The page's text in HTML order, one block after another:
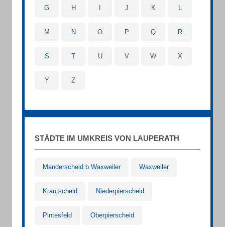
G H J K L
M N O P Q R
S T U V W X
Y Z
STÄDTE IM UMKREIS VON LAUPERATH
Manderscheid b Waxweiler Waxweiler
Krautscheid Niederpierscheid
Pintesfeld Oberpierscheid